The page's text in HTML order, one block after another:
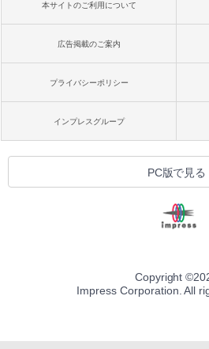
本サイトのご利用について
広告掲載のご案内
プライバシーポリシー
インプレスグループ
PC版で見る
Copyright ©
Impress Corporation. All